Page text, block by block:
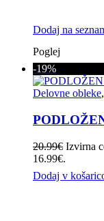
Dodaj na
Poglej
-19%
Delovne obleke,
20.99€ Izvirna
16.99€.
Dodaj v